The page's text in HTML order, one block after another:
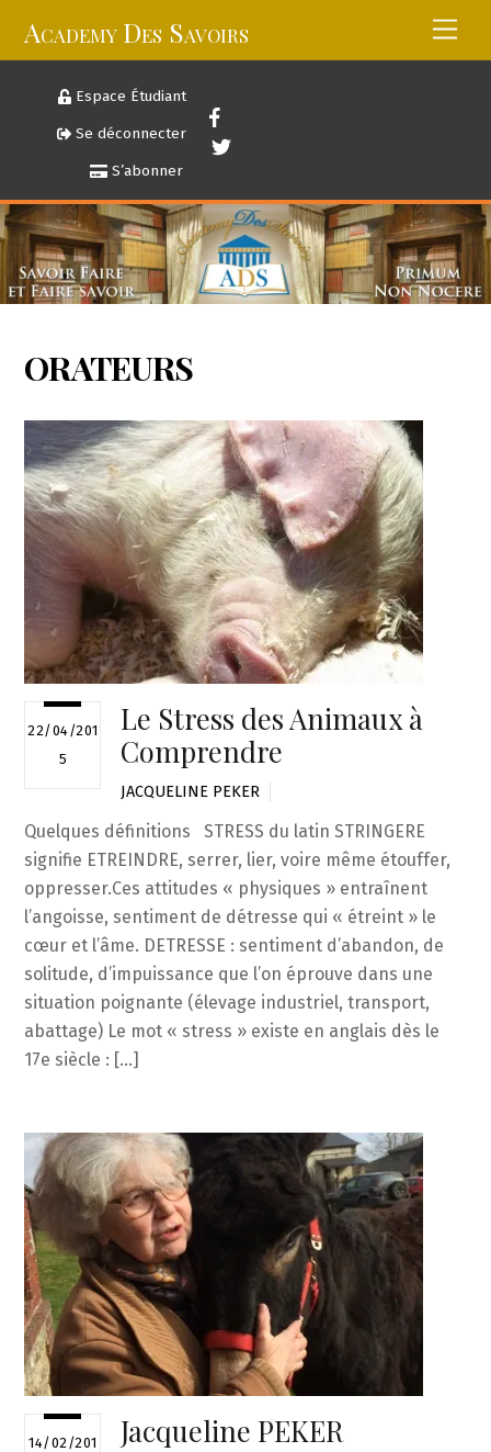
Academy Des Savoirs
Espace Étudiant
Se déconnecter
S’abonner
ORATEURS
22/04/201
5
Le Stress des Animaux à
Comprendre
JACQUELINE PEKER
Quelques définitions STRESS du latin STRINGERE
signifie ETREINDRE, serrer, lier, voire même étouffer,
oppresser.Ces attitudes « physiques » entraînent
l’angoisse, sentiment de détresse qui « étreint » le
cœur et l’âme. DETRESSE : sentiment d’abandon, de
solitude, d’impuissance que l’on éprouve dans une
situation poignante (élevage industriel, transport,
abattage) Le mot « stress » existe en anglais dès le
17e siècle : […]
14/02/201
Jacqueline PEKER